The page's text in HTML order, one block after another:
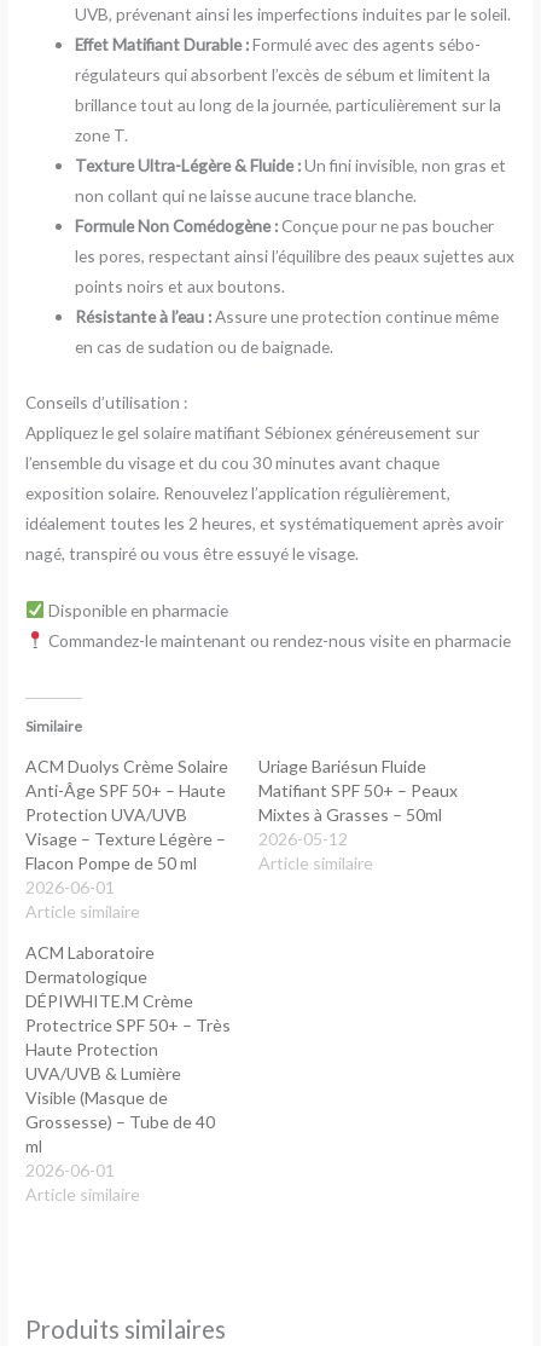
UVB, prévenant ainsi les imperfections induites par le soleil.
Effet Matifiant Durable :Formulé avec des agents sébo-
régulateurs qui absorbent l’excès de sébum et limitent la
brillance tout au long de la journée, particulièrement sur la
zone T.
Texture Ultra-Légère & Fluide :Un fini invisible, non gras et
non collant qui ne laisse aucune trace blanche.
Formule Non Comédogène : Conçue pour ne pas boucher
les pores, respectant ainsi l’équilibre des peaux sujettes aux
points noirs et aux boutons.
Résistante à l’eau :Assure une protection continue même
en cas de sudation ou de baignade.
Conseils d’utilisation :
Appliquez le gel solaire matifiant Sébionex généreusement sur
l’ensemble du visage et du cou 30 minutes avant chaque
exposition solaire. Renouvelez l’application régulièrement,
idéalement toutes les 2 heures, et systématiquement après avoir
nagé, transpiré ou vous être essuyé le visage.
Disponible en pharmacie
Commandez-le maintenant ou rendez-nous visite en pharmacie
Similaire
ACM Duolys Crème Solaire
Anti-Âge SPF 50+ – Haute
Protection UVA/UVB
Visage – Texture Légère –
Flacon Pompe de 50 ml
2026-06-01
Article similaire
Uriage Bariésun Fluide
Matifiant SPF 50+ – Peaux
Mixtes à Grasses – 50ml
2026-05-12
Article similaire
ACM Laboratoire
Dermatologique
DÉPIWHITE.M Crème
Protectrice SPF 50+ – Très
Haute Protection
UVA/UVB & Lumière
Visible (Masque de
Grossesse) – Tube de 40
ml
2026-06-01
Article similaire
Produits similaires